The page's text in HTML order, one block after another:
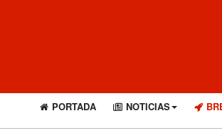
PORTADA NOTICIAS